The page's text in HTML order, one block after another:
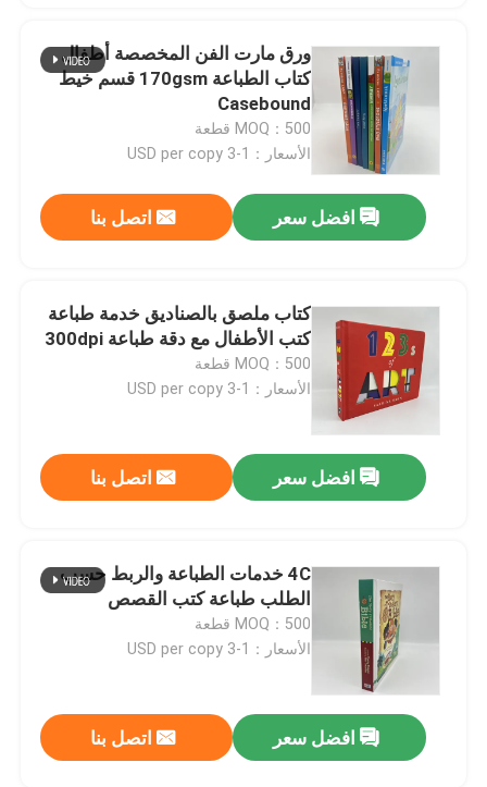
ورق مارت الفن المخصصة أطفال
كتاب الطباعة 170gsm قسم خيط
Casebound
MOQ：500 قطعة
الأسعار：1-3 USD per copy
افضل سعر اتصل بنا
كتاب ملصق بالصناديق خدمة طباعة
كتب الأطفال مع دقة طباعة 300dpi
MOQ：500 قطعة
الأسعار：1-3 USD per copy
افضل سعر اتصل بنا
4C خدمات الطباعة والربط حسب
الطلب طباعة كتب القصص
MOQ：500 قطعة
الأسعار：1-3 USD per copy
افضل سعر اتصل بنا